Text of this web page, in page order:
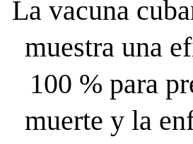
La vacuna
muestra una
100 % para
muerte y la